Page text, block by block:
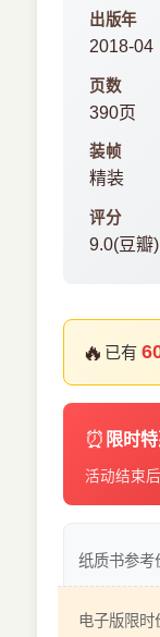
出版年
2018-04
页数
390页
装帧
精装
评分
9.0(豆瓣)
🔥 已有
⏰ 限时
活动结束
纸质书参考
电子版限时